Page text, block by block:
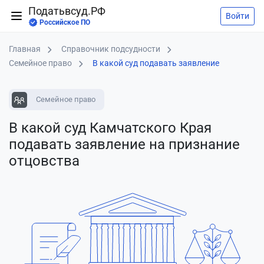
Податьвсуд.РФ
Российское ПО
Войти
Главная
Справочник подсудности
Семейное право
В какой суд подавать заявление
Семейное право
В какой суд Камчатского Края
подавать заявление на признание
отцовства